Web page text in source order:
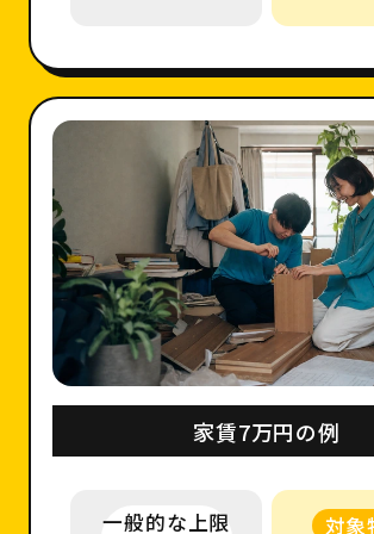
家賃7万円の例
一般的な上限
対象